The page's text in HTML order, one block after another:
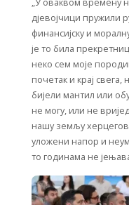
дјевојчици пружили
финансијску и
је то била
неко сем моје
почетак и крај
бијели мантил или
не могу, или не
нашу земљу
уложени напор и
то годинама не